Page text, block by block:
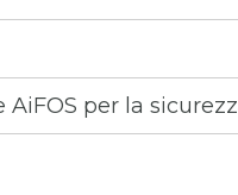
per la